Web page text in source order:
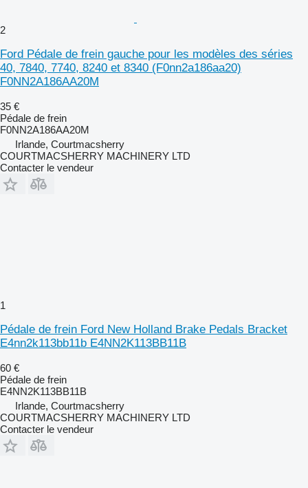
2
Ford Pédale de frein gauche pour les modèles des séries
40, 7840, 7740, 8240 et 8340 (F0nn2a186aa20)
F0NN2A186AA20M
35 €
Pédale de frein
F0NN2A186AA20M
Irlande, Courtmacsherry
COURTMACSHERRY MACHINERY LTD
Contacter le vendeur
1
Pédale de frein Ford New Holland Brake Pedals Bracket
E4nn2k113bb11b E4NN2K113BB11B
60 €
Pédale de frein
E4NN2K113BB11B
Irlande, Courtmacsherry
COURTMACSHERRY MACHINERY LTD
Contacter le vendeur